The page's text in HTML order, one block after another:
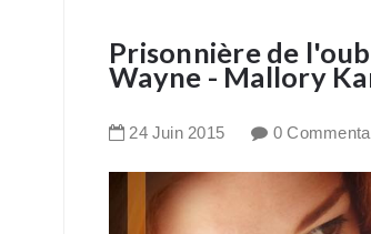
Prisonnière de
Wayne - Mallory
24 Juin 2015 0